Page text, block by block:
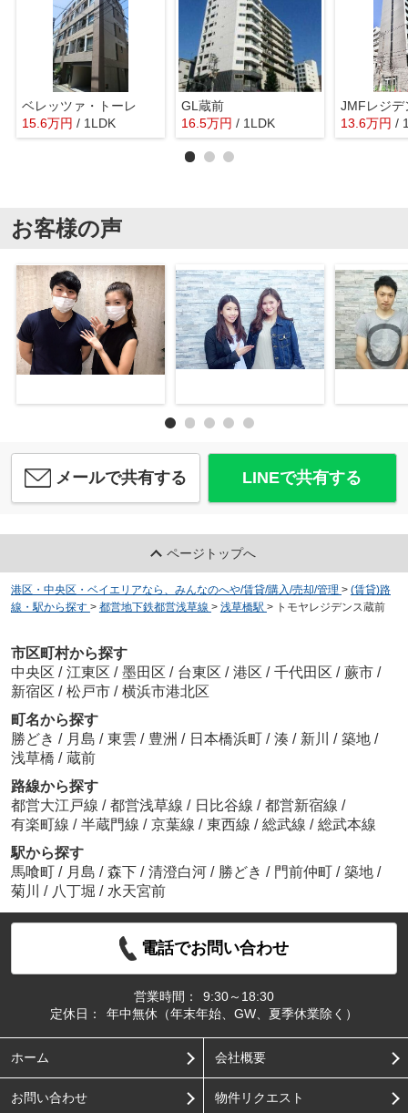
ベレッツァ・トーレ
15.6万円 / 1LDK
GL蔵前
16.5万円 / 1LDK 13.6万円 /
お客様の声
メールで共有する LINEで共有する
ページトップへ
港区・中央区・ベイエリアなら、みんなのへや/賃貸/購入/売却/管理 > (賃貸)路
線・駅から探す > 都営地下鉄都営浅草線 > 浅草橋駅 > トモヤレジデンス蔵前
市区町村から探す
中央区 / 江東区 / 墨田区 / 台東区 / 港区 / 千代田区 / 蕨市 /
新宿区 / 松戸市 / 横浜市港北区
町名から探す
勝どき / 月島 / 東雲 / 豊洲 / 日本橋浜町 / 湊 / 新川 / 築地 /
浅草橋 / 蔵前
路線から探す
都営大江戸線 / 都営浅草線 / 日比谷線 / 都営新宿線 /
有楽町線 / 半蔵門線 / 京葉線 / 東西線 / 総武線 / 総武本線
駅から探す
馬喰町 / 月島 / 森下 / 清澄白河 / 勝どき / 門前仲町 / 築地 /
菊川
/ 八丁堀 / 水天宮前
電話でお問い合わせ
営業時間：
9:30～18:30
定休日：
年中無休（年末年始、GW、夏季休業除く）
ホーム 会社概要
お問い合わせ 物件リクエスト